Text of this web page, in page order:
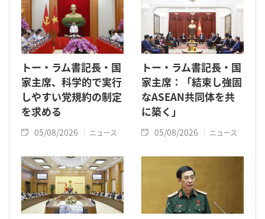
トー・ラム書記長・国
家主席、科学的で実行
しやすい党規約の制定
を求める
05/08/2026 ニュース
トー・ラム書記長・国
家主席：「結束し強固
なASEAN共同体を共
に築く」
05/08/2026 ニュース